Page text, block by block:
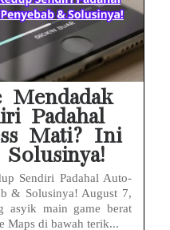
Babak Baru Kasus Febrie Adriansyah, Rencana Praperadilan Penyitaan Emas dan Uang Tunai Jadi Sorotan
Baterai Apple Watch Cepat Boros? Ini Penyebab dan Cara Mengatasinya
HP Huawei Cepat Panas? Ini Penyebab Utama dan Cara Mengatasinya
Mendadak
Padahal
Mati? Ini
Sendiri Padahal Auto-
& Solusinya! August 7,
asyik main game berat
Maps di bawah terik...